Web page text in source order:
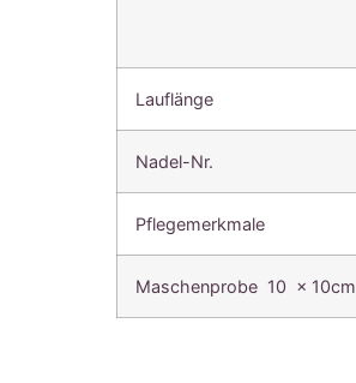
Lauflänge
Nadel-Nr.
Pflegemerkmale
Maschenprobe 10 x 10cm